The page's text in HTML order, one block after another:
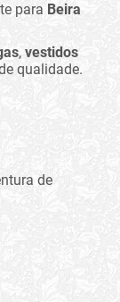
para Beira
, vestidos
qualidade.
de